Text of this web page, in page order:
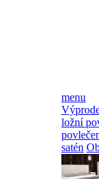
menu
ložní
satén